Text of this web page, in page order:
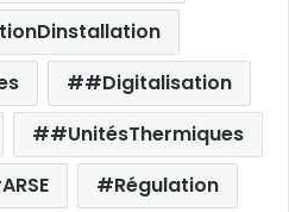
#Digitalisation
#UnitésThermiques
ARSE Régulation